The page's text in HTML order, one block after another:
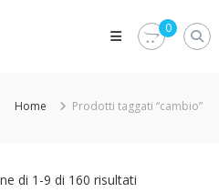
0
Home Prodotti taggati “cambio”
di 1-9 di 160 risultati